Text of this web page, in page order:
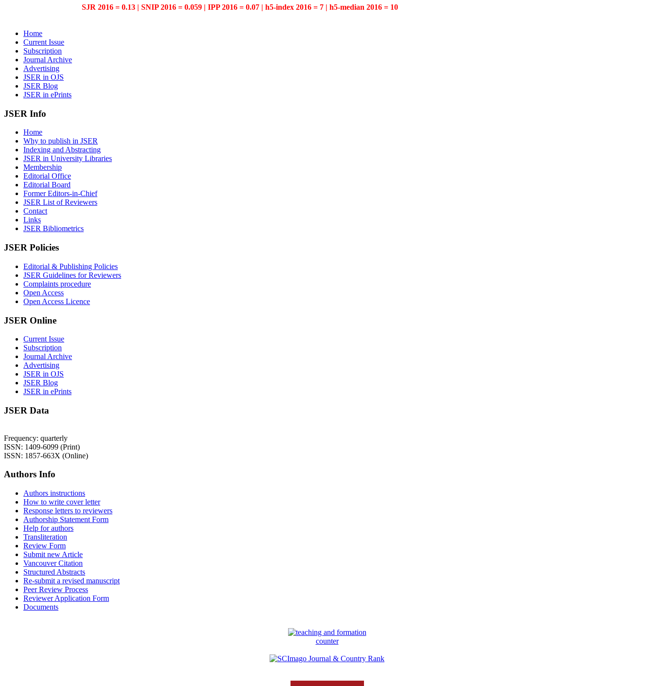
SJR 2016 = 0.13 | SNIP 2016 = 0.059 | IPP 2016 = 0.07 | h5-index 2016 = 7 | h5-median 2016 = 10
Home
Current Issue
Subscription
Journal Archive
Advertising
JSER in OJS
JSER Blog
JSER in ePrints
JSER Info
Home
Why to publish in JSER
Indexing and Abstracting
JSER in University Libraries
Membership
Editorial Office
Editorial Board
Former Editors-in-Chief
JSER List of Reviewers
Contact
Links
JSER Bibliometrics
JSER Policies
Editorial & Publishing Policies
JSER Guidelines for Reviewers
Complaints procedure
Open Access
Open Access Licence
JSER Online
Current Issue
Subscription
Journal Archive
Advertising
JSER in OJS
JSER Blog
JSER in ePrints
JSER Data
Frequency: quarterly
ISSN: 1409-6099 (Print)
ISSN: 1857-663X (Online)
Authors Info
Authors instructions
How to write cover letter
Response letters to reviewers
Authorship Statement Form
Help for authors
Transliteration
Review Form
Submit new Article
Vancouver Citation
Structured Abstracts
Re-submit a revised manuscript
Peer Review Process
Reviewer Application Form
Documents
counter